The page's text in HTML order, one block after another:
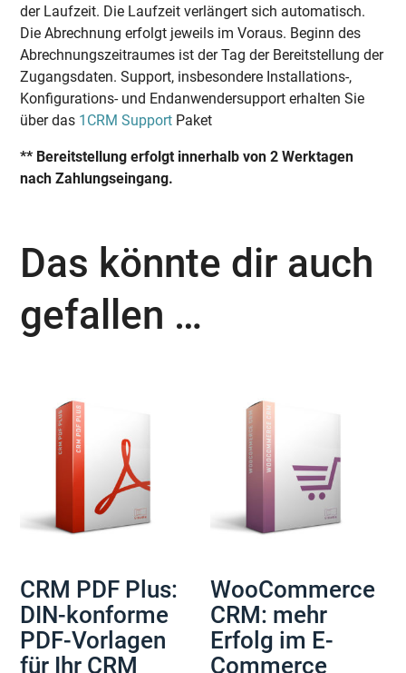
der Laufzeit. Die Laufzeit verlängert sich automatisch.
Die Abrechnung erfolgt jeweils im Voraus. Beginn des
Abrechnungszeitraumes ist der Tag der Bereitstellung der
Zugangsdaten. Support, insbesondere Installations-,
Konfigurations- und Endanwendersupport erhalten Sie
über das 1CRM Support Paket
** Bereitstellung erfolgt innerhalb von 2 Werktagen
nach Zahlungseingang.
Das könnte dir auch
gefallen …
CRM PDF Plus:
DIN-konforme
PDF-Vorlagen
für Ihr CRM
WooCommerce
CRM: mehr
Erfolg im E-
Commerce